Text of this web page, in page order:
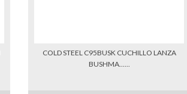
COLD STEEL C95BUSK CUCHILLO LANZA
BUSHMA......